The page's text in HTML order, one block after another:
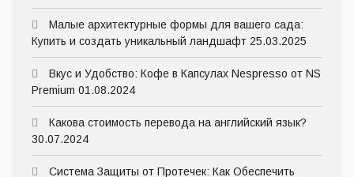
Малые архитектурные формы для вашего сада:
Купить и создать уникальный ландшафт 25.03.2025
Вкус и Удобство: Кофе в Капсулах Nespresso от NS
Premium 01.08.2024
Какова стоимость перевода на английский язык?
30.07.2024
Система Защиты от Протечек: Как Обеспечить